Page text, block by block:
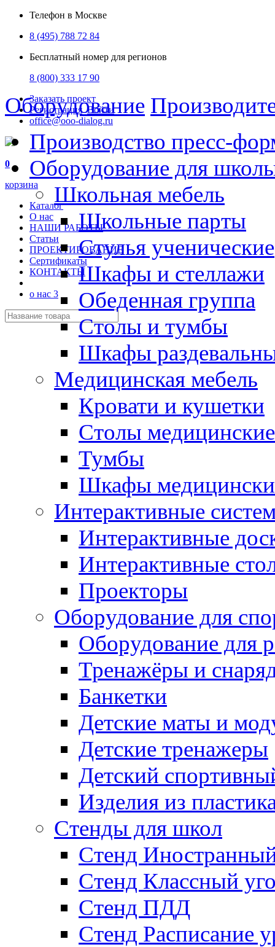
Телефон в Москве
8 (495) 788 72 84
Бесплатный номер для регионов
8 (800) 333 17 90
Заказать проект
Регистрация Войти
office@ooo-dialog.ru
0
корзина
Каталог
О нас
НАШИ РАБОТЫ
Статьи
ПРОЕКТИРОВАНИЕ
Сертификаты
КОНТАКТЫ
о нас 3
Оборудование
Производство пресс-
Оборудование для
Школьная мебель
Школьные парты
Стулья ученические
Шкафы и стеллажи
Обеденная группа
Столы и тумбы
Шкафы
Медицинская мебель
Кровати и кушетки
Столы медицинские
Тумбы
Шкафы
Интерактивные
Интерактивные
Интерактивные
Проекторы
Оборудование для
Оборудование для
Тренажёры и
Банкетки
Детские маты и
Детские тренажеры
Детский
Изделия из
Стенды для школ
Стенд
Стенд Классный
Стенд ПДД
Стенд Расписание